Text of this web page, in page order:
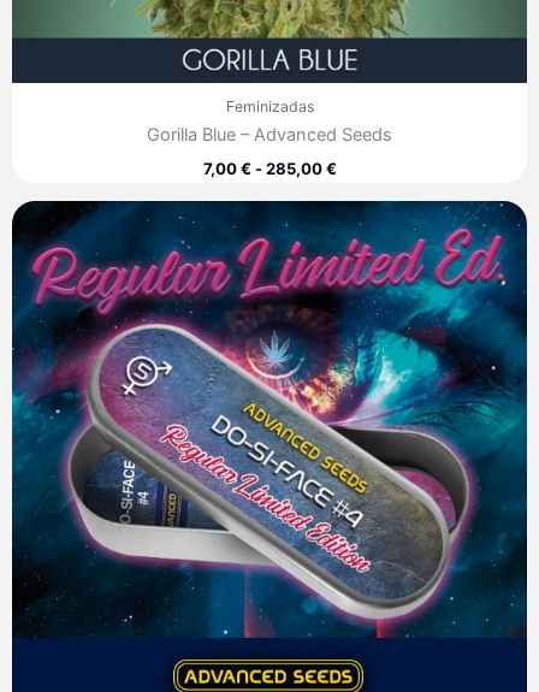
Feminizadas
Gorilla Blue – Advanced Seeds
7,00€ - 285,00€